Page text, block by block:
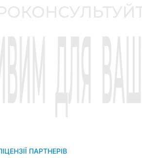
ПАРТНЕРІВ